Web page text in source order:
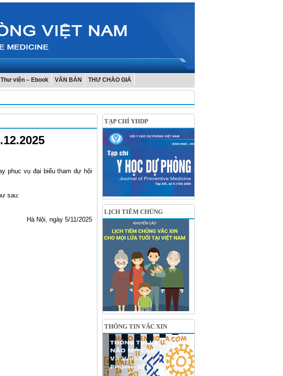
Thư viện – Ebook VĂN BẢN THƯ CHÀO GIÁ
phục vụ đại biểu tham dự hội
sau:
Hà Nội, ngày 5/11/2025
TẠP CHÍ YHDP
LỊCH TIÊM CHỦNG
THÔNG TIN VẮC XIN